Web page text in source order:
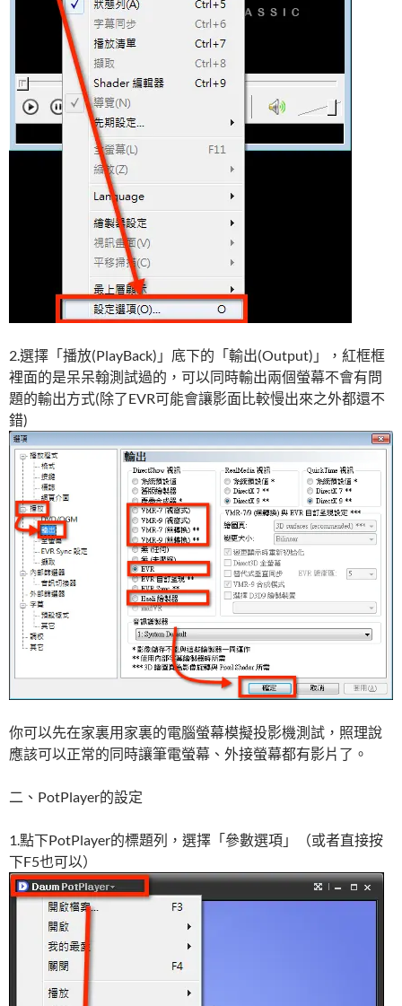
2.選擇「播放(PlayBack)」底下的「輸出(Output)」，紅框框
裡面的是呆呆翰測試過的，可以同時輸出兩個螢幕不會有問
題的輸出方式(除了EVR可能會讓影面比較慢出來之外都還不
錯)
你可以先在家裏用家裏的電腦螢幕模擬投影機測試，照理說
應該可以正常的同時讓筆電螢幕、外接螢幕都有影片了。
二、PotPlayer的設定
1.點下PotPlayer的標題列，選擇「參數選項」（或者直接按
下F5也可以）